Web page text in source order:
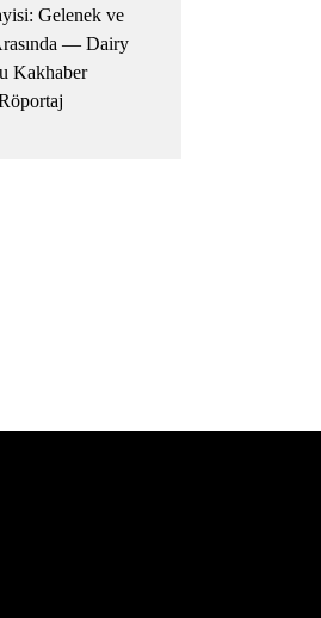
Gelenek ve
— Dairy
Kakhaber